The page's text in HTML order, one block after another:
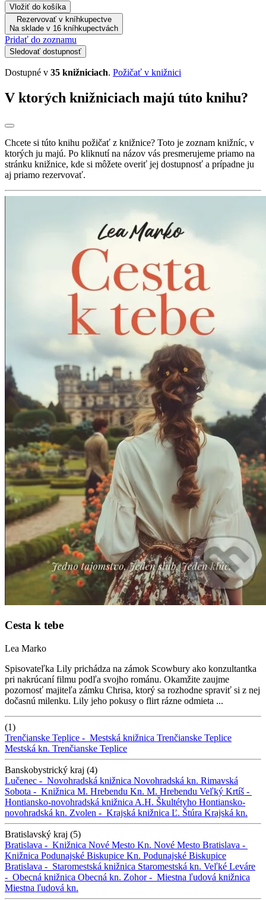
Vložiť do košíka
Rezervovať v kníhkupectve
Na sklade v 16 kníhkupectvách
Pridať do zoznamu
Sledovať dostupnosť
Dostupné v 35 knižniciach. Požičať v knižnici
V ktorých knižniciach majú túto knihu?
Chcete si túto knihu požičať z knižnice? Toto je zoznam knižníc, v
ktorých ju majú. Po kliknutí na názov vás presmerujeme priamo na
stránku knižnice, kde si môžete overiť jej dostupnosť a prípadne ju
aj priamo rezervovať.
Cesta k tebe
Lea Marko
Spisovateľka Lily prichádza na zámok Scowbury ako konzultantka
pri nakrúcaní filmu podľa svojho románu. Okamžite zaujme
pozornosť majiteľa zámku Chrisa, ktorý sa rozhodne spraviť si z nej
dočasnú milenku. Lily jeho pokusy o flirt rázne odmieta ...
(1)
Trenčianske Teplice - Mestská knižnica Trenčianske Teplice
Mestská kn. Trenčianske Teplice
Banskobystrický kraj (4)
Lučenec - Novohradská knižnica Novohradská kn. Rimavská
Sobota - Knižnica M. Hrebendu Kn. M. Hrebendu Veľký Krtíš -
Hontiansko-novohradská knižnica A.H. Škultétyho Hontiansko-
novohradská kn. Zvolen - Krajská knižnica Ľ. Štúra Krajská kn.
Bratislavský kraj (5)
Bratislava - Knižnica Nové Mesto Kn. Nové Mesto Bratislava -
Knižnica Podunajské Biskupice Kn. Podunajské Biskupice
Bratislava - Staromestská knižnica Staromestská kn. Veľké Leváre
- Obecná knižnica Obecná kn. Zohor - Miestna ľudová knižnica
Miestna ľudová kn.